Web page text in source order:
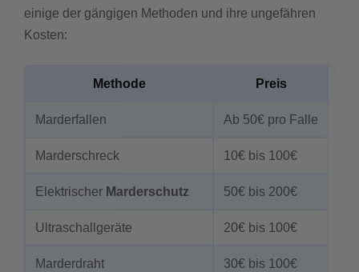
einige der gängigen Methoden und ihre ungefähren
Kosten:
Methode Preis
Marderfallen Ab 50€ pro Falle
Marderschreck 10€ bis 100€
Elektrischer Marderschutz 50€ bis 200€
Ultraschallgeräte 20€ bis 100€
Marderdraht 30€ bis 100€